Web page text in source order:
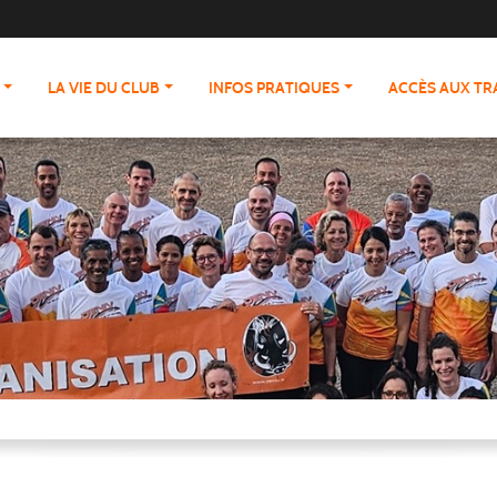
LA VIE DU CLUB INFOS PRATIQUES ACCÈS AUX